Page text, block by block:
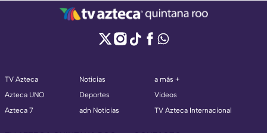
TV Azteca
Azteca UNO
Azteca 7
Noticias
Deportes
adn Noticias
a más +
Videos
TV Azteca Internacional